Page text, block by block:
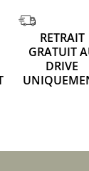
RETRAIT
GRATUIT
DRIVE